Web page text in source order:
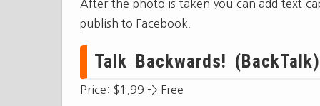
After the photo is taken you can add text
publish to Facebook.
Talk Backwards!
Price: $1.99 -> Free